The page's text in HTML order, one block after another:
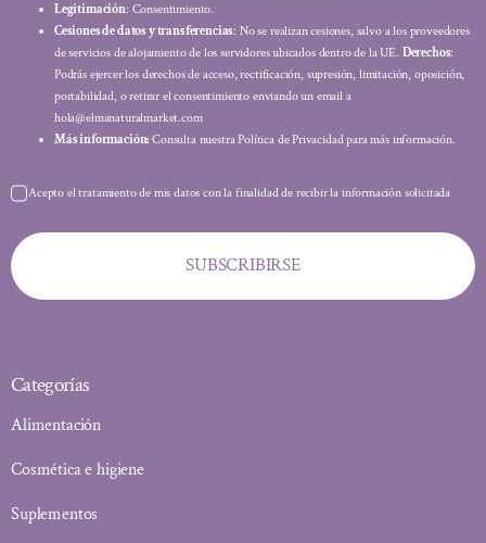
Legitimación: Consentimiento.
Cesiones de datos y transferencias: No se realizan cesiones, salvo a los proveedores
de servicios de alojamiento de los servidores ubicados dentro de la UE. Derechos:
Podrás ejercer los derechos de acceso, rectificación, supresión, limitación, oposición,
portabilidad, o retirar el consentimiento enviando un email a
hola@elmanaturalmarket.com
Más información: Consulta nuestra Política de Privacidad para más información.
Acepto el tratamiento de mis datos con la finalidad de recibir la información solicitada
SUBSCRIBIRSE
Categorías
Alimentación
Cosmética e higiene
Suplementos